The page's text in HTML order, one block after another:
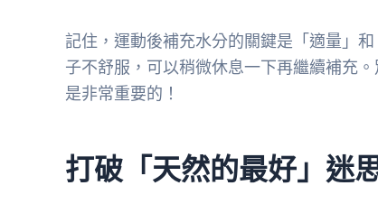
記住，運動後補充水分的關鍵是「適量」
子不舒服，可以稍微休息一下再繼續補充
是非常重要的！
打破「天然的最好」迷